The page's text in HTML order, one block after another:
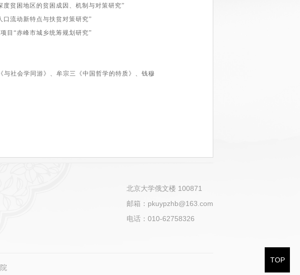
度贫困地区的贫困成因、机制与对策研究”
口流动新特点与扶贫对策研究”
项目 “赤峰市城乡统筹规划研究”
与社会学同游》、牟宗三《中国哲学的特质》、钱穆
TOP
北京大学俄文楼 100871
邮箱：pkuypzhb@163.com
电话：010-62758326